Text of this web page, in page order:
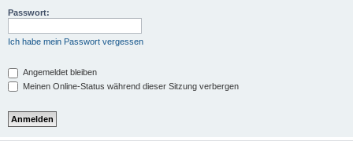
Passwort:
Ich habe mein Passwort vergessen
Angemeldet bleiben
Meinen Online-Status während dieser Sitzung verbergen